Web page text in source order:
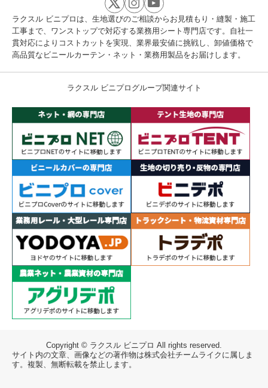
ラクスル ビニプロは、生地選びのご相談からお見積もり・縫製・施工
工事まで、ワンストップで対応する業務用シート専門店です。自社一
貫対応によりコストカットを実現、業界最安値に挑戦し、卸値価格で
高品質なビニールカーテン・ネット・業務用製品をお届けします。
ラクスル ビニプログループ関連サイト
Copyright © ラクスル ビニプロ All rights reserved.
サイト内の文章、画像などの著作物は株式会社チームライクに属しま
す。複製、無断転載を禁止します。